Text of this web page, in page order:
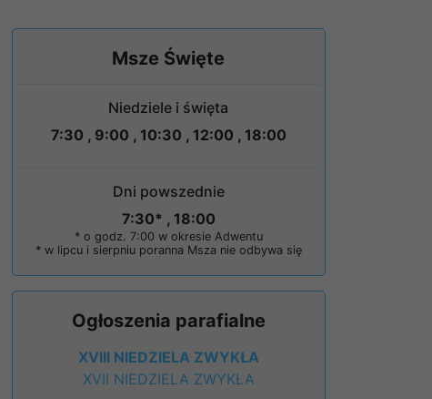
Msze Święte
Niedziele i święta
7:30 , 9:00 , 10:30 , 12:00 , 18:00
Dni powszednie
7:30* , 18:00
* o godz. 7:00 w okresie Adwentu
* w lipcu i sierpniu poranna Msza nie odbywa się
Ogłoszenia parafialne
XVIII NIEDZIELA ZWYKŁA
XVII NIEDZIELA ZWYKŁA